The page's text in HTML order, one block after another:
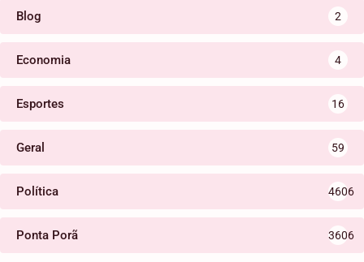
Blog 2
Economia 4
Esportes 16
Geral 59
Política 4606
Ponta Porã 3606